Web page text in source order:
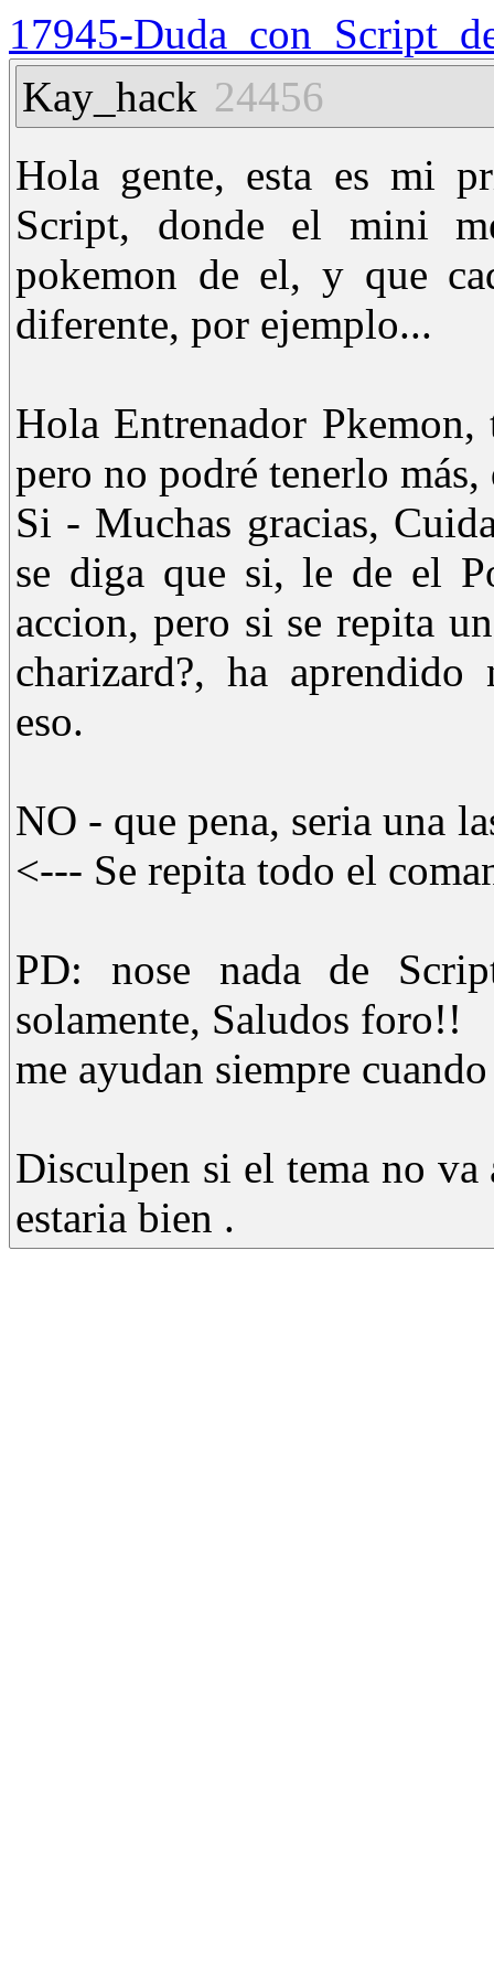
17945-
Kay_hack 24456
Hola gente, esta es mi
Script, donde el mini
pokemon de el, y que
diferente, por ejemplo...
Hola Entrenador
pero no podré tenerlo
Si - Muchas gracias,
se diga que si, le de el
accion, pero si se repita
charizard?, ha aprendido
eso.
NO - que pena, seria una
<--- Se repita todo el
PD: nose nada de
solamente, Saludos foro!!
me ayudan siempre
Disculpen si el tema no va
estaria bien .